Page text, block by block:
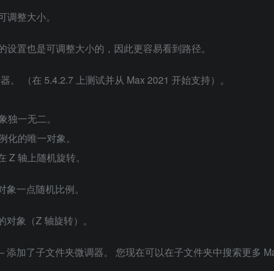
整大小。
设置也是可调整大小的，因此更容易看到路径。
。 （在 5.4.2.7 上测试并从 Max 2021 开始支持）。
独一无二。
化的唯一对象。
Z 轴上随机旋转。
一点随机比例。
象（Z 轴旋转）。
添加了子文件夹微调器。 您现在可以在子文件夹中搜索更多